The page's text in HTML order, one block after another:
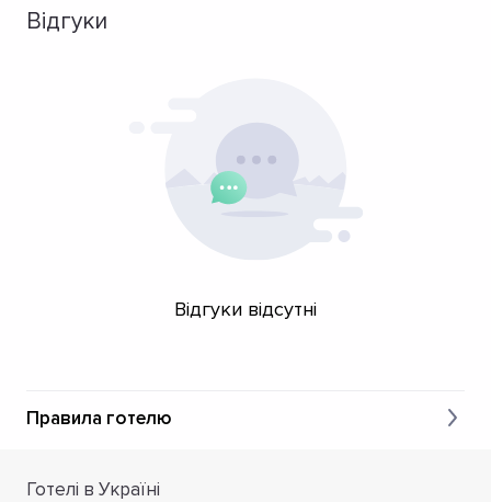
Відгуки
Відгуки відсутні
Правила готелю
Готелі в Україні